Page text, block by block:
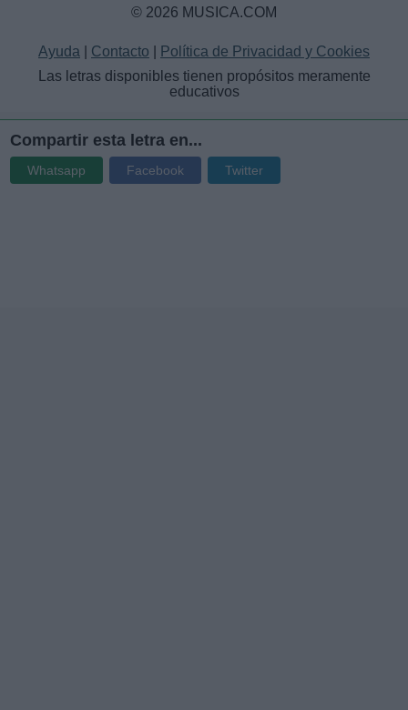
© 2026 MUSICA.COM
Ayuda Contacto
Política de Privacidad y Cookies
Las letras disponibles tienen propósitos meramente
educativos
Compartir esta letra en...
Whatsapp Facebook Twitter